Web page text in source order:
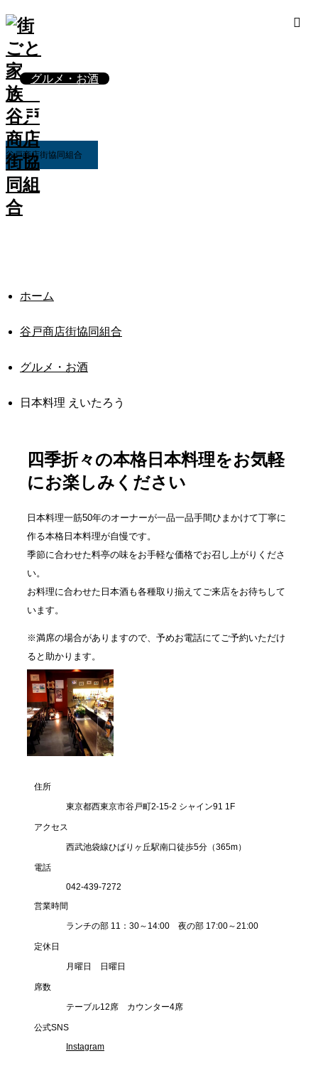
グルメ・お酒
日本料理 えいたろう
谷戸商店街協同組合
ホーム
谷戸商店街協同組合
グルメ・お酒
日本料理 えいたろう
四季折々の本格日本料理をお気軽
にお楽しみください
日本料理一筋50年のオーナーが一品一品手間ひまかけて丁寧に
作る本格日本料理が自慢です。
季節に合わせた料亭の味をお手軽な価格でお召し上がりくださ
い。
お料理に合わせた日本酒も各種取り揃えてご来店をお待ちして
います。
※満席の場合がありますので、予めお電話にてご予約いただけ
ると助かります。
住所
東京都西東京市谷戸町2-15-2 シャイン91 1F
アクセス
西武池袋線ひばりヶ丘駅南口徒歩5分（365m）
電話
042-439-7272
営業時間
ランチの部 11：30～14:00 夜の部 17:00～21:00
定休日
月曜日 日曜日
席数
テーブル12席 カウンター4席
公式SNS
Instagram